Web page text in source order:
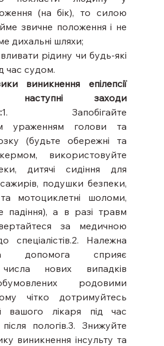
(на бік), то силою
звичне положення і не
дихальні шляхи;
вливати рідину чи будь-які
час судом.
виникнення епілепсії
наступні заходи
1. Запобігайте
ураженням голови та
(будьте обережні та
використовуйте
дитячі сидіння для
подушки безпеки,
мотоциклетні шоломи,
падіння), а в разі травм
за медичною
спеціалістів.2. Належна
допомога сприяє
нових випадків
родовими
чітко дотримуйтесь
вашого лікаря під час
після пологів.3. Знижуйте
виникнення інсульту та